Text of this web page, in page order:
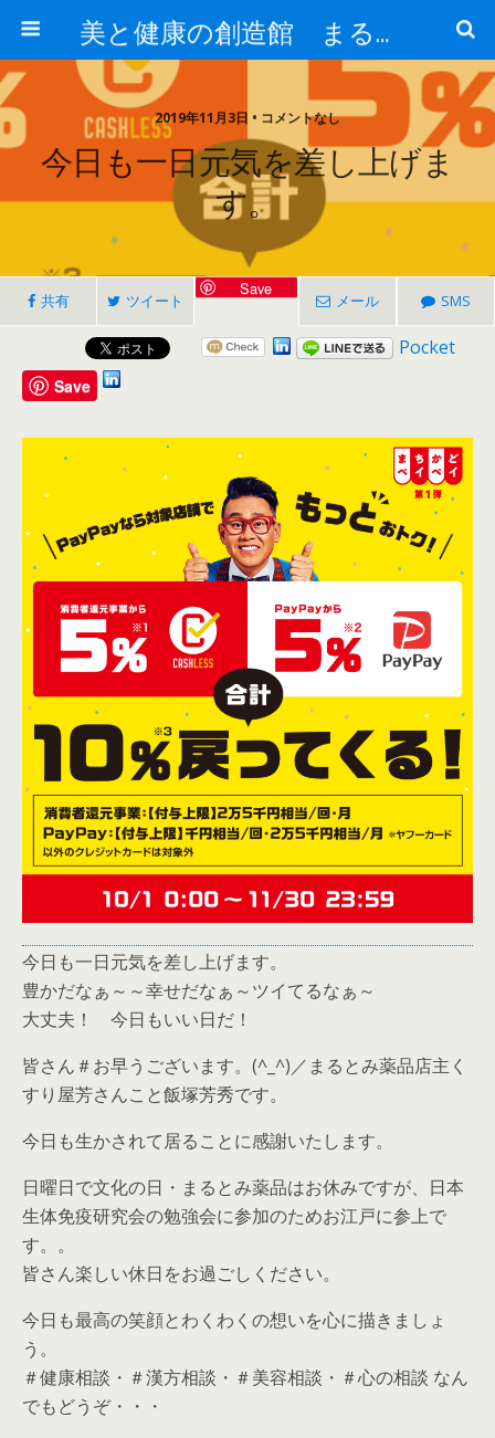
美と健康の創造館 まるとみ薬品 ぐんまの薬屋 芳さんのブログ
2019年11月3日 • コメントなし
今日も一日元気を差し上げま
す。
共有 ツイート
Save
メール SMS
Pocket
Save
今日も一日元気を差し上げます。
豊かだなぁ～～幸せだなぁ～ツイてるなぁ～
大丈夫！ 今日もいい日だ！
皆さん＃お早うございます。(^_^)／まるとみ薬品店主く
すり屋芳さんこと飯塚芳秀です。
今日も生かされて居ることに感謝いたします。
日曜日で文化の日・まるとみ薬品はお休みですが、日本
生体免疫研究会の勉強会に参加のためお江戸に参上で
す。。
皆さん楽しい休日をお過ごしください。
今日も最高の笑顔とわくわくの想いを心に描きましょ
う。
＃健康相談・＃漢方相談・＃美容相談・＃心の相談 なん
でもどうぞ・・・